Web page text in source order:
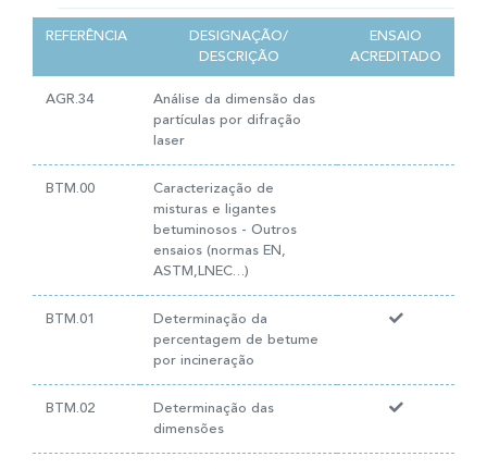
REFERÊNCIA
DESIGNAÇÃO/
DESCRIÇÃO
ENSAIO
ACREDITADO
AGR.34
Análise da dimensão das
partículas por difração
laser
BTM.00
Caracterização de
misturas e ligantes
betuminosos - Outros
ensaios (normas EN,
ASTM,LNEC…)
BTM.01
Determinação da
percentagem de betume
por incineração
BTM.02
Determinação das
dimensões